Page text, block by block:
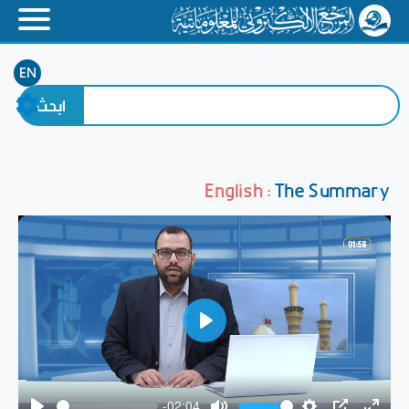
EN
English :The Summary
-02:04
Play